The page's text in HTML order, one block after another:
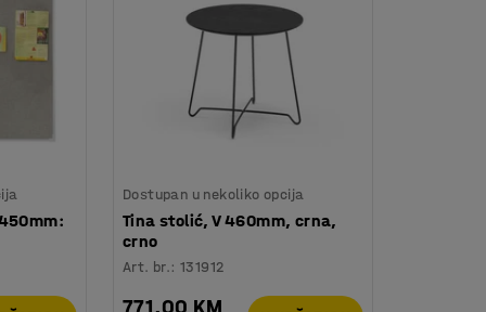
Dostupan u nekoliko opcija
Tina stolić, V 460mm, crna,
crno
Art. br.:131912
771,00 KM